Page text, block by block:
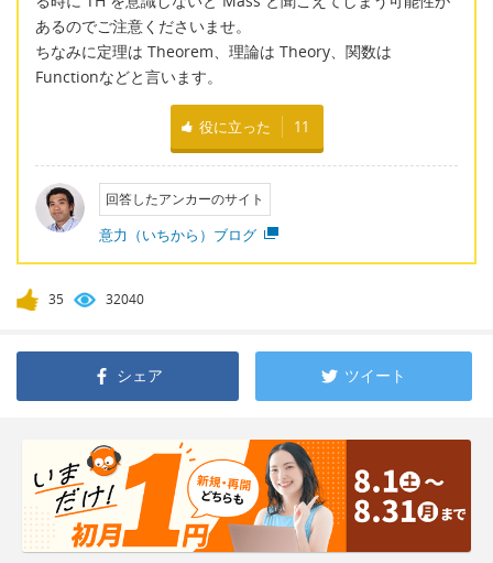
あるのでご注意くださいませ。
ちなみに定理は Theorem、理論は Theory、関数は
Functionなどと言います。
役に立った 11
回答したアンカーのサイト
意力（いちから）ブログ
35 32040
シェア ツイート